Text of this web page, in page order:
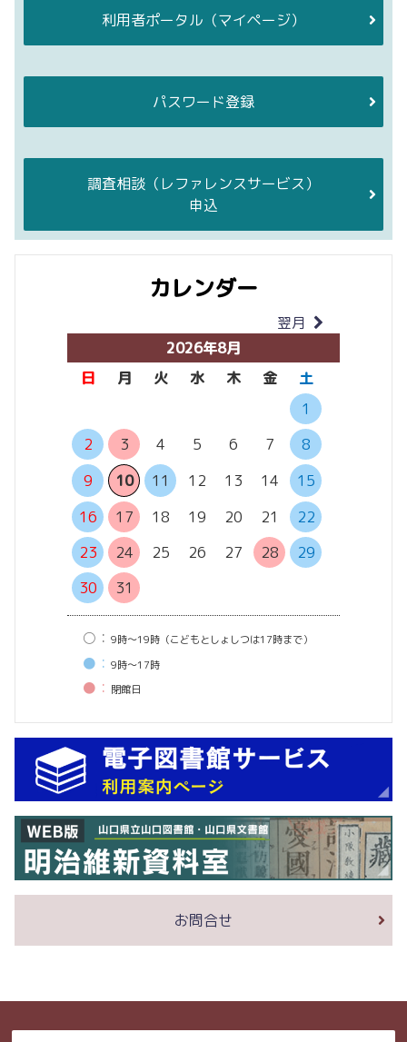
利用者ポータル （マイページ）
パスワード登録
調査相談 （レファレンスサービス）
申込
カレンダー
翌月
2026年8月
日
月 火 水 木 金
土
1
2
3 4 5 6 7
8
9
10 11 12 13 14
15
16
17 18 19 20 21
22
23
24 25 26 27 28
29
30
31
○： 9時〜19時（こどもとしょしつは17時まで）
●： 9時〜17時
●： 閉館⽇
お問合せ